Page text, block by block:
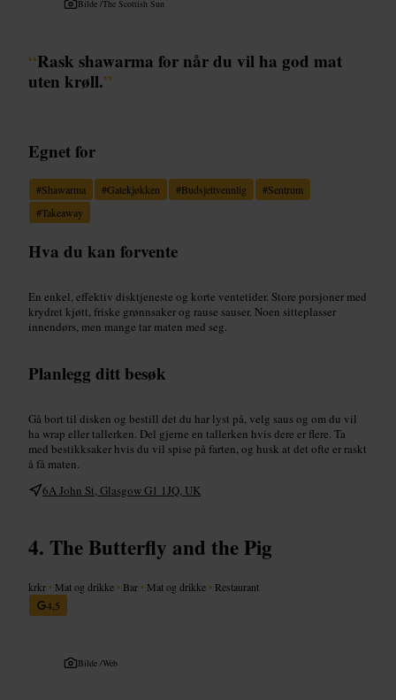
Bilde /The Scottish Sun
“Rask shawarma for når du vil ha god mat
uten krøll.”
Egnet for
#Shawarma #Gatekjøkken #Budsjettvennlig #Sentrum
#Takeaway
Hva du kan forvente
En enkel, effektiv disktjeneste og korte ventetider. Store porsjoner med
krydret kjøtt, friske grønnsaker og rause sauser. Noen sitteplasser
innendørs, men mange tar maten med seg.
Planlegg ditt besøk
Gå bort til disken og bestill det du har lyst på, velg saus og om du vil
ha wrap eller tallerken. Del gjerne en tallerken hvis dere er flere. Ta
med bestikksaker hvis du vil spise på farten, og husk at det ofte er raskt
å få maten.
6A John St, Glasgow G1 1JQ, UK
The Butterfly and the Pig
krkr • Mat og drikke • Bar • Mat og drikke • Restaurant
4,5
Bilde /Web